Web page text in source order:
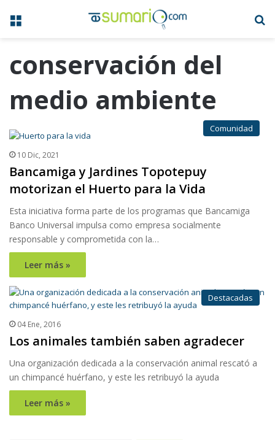
Menú
conservación del
medio ambiente
Comunidad
10 Dic, 2021
Bancamiga y Jardines Topotepuy
motorizan el Huerto para la Vida
Esta iniciativa forma parte de los programas que Bancamiga
Banco Universal impulsa como empresa socialmente
responsable y comprometida con la…
Leer más »
Destacadas
04 Ene, 2016
Los animales también saben agradecer
Una organización dedicada a la conservación animal rescató a
un chimpancé huérfano, y este les retribuyó la ayuda
Leer más »